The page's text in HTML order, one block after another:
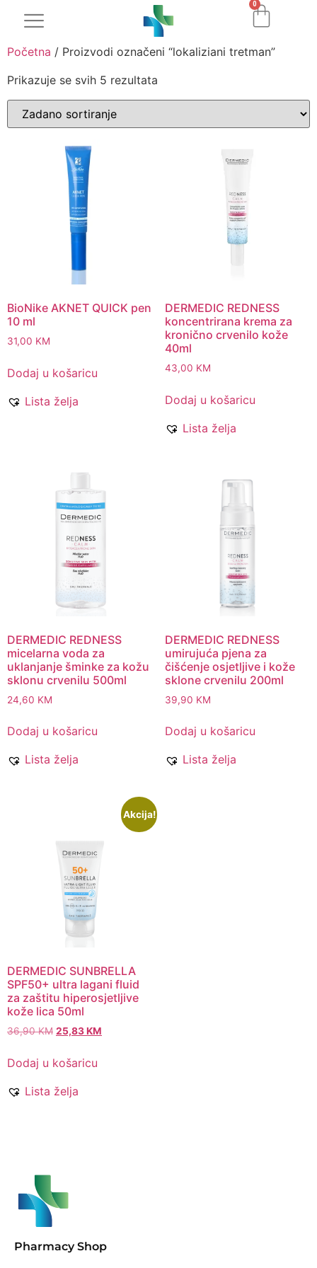
0
Početna / Proizvodi označeni “lokaliziani tretman”
Prikazuje se svih 5 rezultata
BioNike AKNET QUICK pen
10 ml
31,00 KM
Dodaj u košaricu
Lista želja
DERMEDIC REDNESS
koncentrirana krema za
kronično crvenilo kože
40ml
43,00 KM
Dodaj u košaricu
Lista želja
DERMEDIC REDNESS
micelarna voda za
uklanjanje šminke za kožu
sklonu crvenilu 500ml
24,60 KM
Dodaj u košaricu
Lista želja
DERMEDIC REDNESS
umirujuća pjena za
čišćenje osjetljive i kože
sklone crvenilu 200ml
39,90 KM
Dodaj u košaricu
Lista želja
Akcija!
DERMEDIC SUNBRELLA
SPF50+ ultra lagani fluid
za zaštitu hiperosjetljive
kože lica 50ml
36,90KM 25,83KM
Dodaj u košaricu
Lista želja
Pharmacy Shop